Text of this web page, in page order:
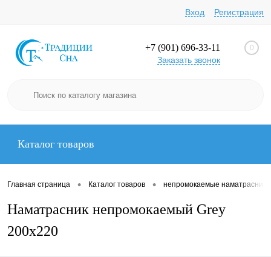
Вход Регистрация
+7 (901) 696-33-11
Заказать звонок
0
Каталог товаров
Главная страница • Каталог товаров • непромокаемые наматрасники
Наматрасник непромокаемый Grey
200х220